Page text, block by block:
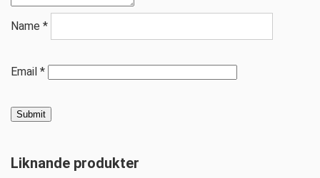
Name *
Email *
Liknande produkter